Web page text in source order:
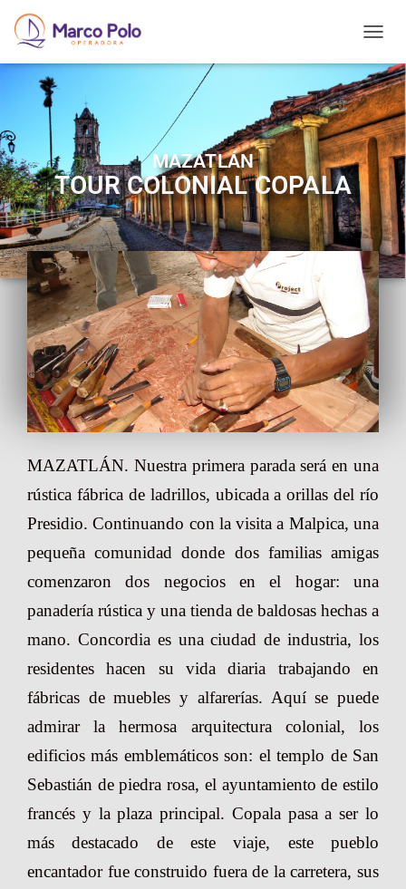
O
G
G
L
E
N
A
V
T
I
O
N
MAZATLÁN
TOUR COLONIAL COPALA
MAZATLÁN. Nuestra primera parada será en una
rústica fábrica de ladrillos, ubicada a orillas del río
Presidio. Continuando con la visita a Malpica, una
pequeña comunidad donde dos familias amigas
comenzaron dos negocios en el hogar: una
panadería rústica y una tienda de baldosas hechas a
mano. Concordia es una ciudad de industria, los
residentes hacen su vida diaria trabajando en
fábricas de muebles y alfarerías. Aquí se puede
admirar la hermosa arquitectura colonial, los
edificios más emblemáticos son: el templo de San
Sebastián de piedra rosa, el ayuntamiento de estilo
francés y la plaza principal. Copala pasa a ser lo
más destacado de este viaje, este pueblo
encantador fue construido fuera de la carretera, sus